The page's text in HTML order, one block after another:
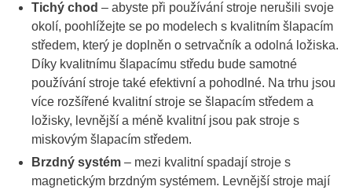
Tichý chod – abyste při používání stroje nerušili svoje
okolí, poohlížejte se po modelech s kvalitním šlapacím
středem, který je doplněn o setrvačník a odolná ložiska.
Díky kvalitnímu šlapacímu středu bude samotné
používání stroje také efektivní a pohodlné. Na trhu jsou
více rozšířené kvalitní stroje se šlapacím středem a
ložisky, levnější a méně kvalitní jsou pak stroje s
miskovým šlapacím středem.
Brzdný systém – mezi kvalitní spadají stroje s
magnetickým brzdným systémem. Levnější stroje mají